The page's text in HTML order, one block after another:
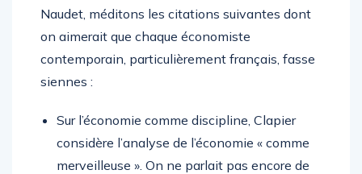
Naudet, méditons les citations suivantes dont
on aimerait que chaque économiste
contemporain, particulièrement français, fasse
siennes :
Sur l’économie comme discipline, Clapier
considère l’analyse de l’économie « comme
merveilleuse ». On ne parlait pas encore de